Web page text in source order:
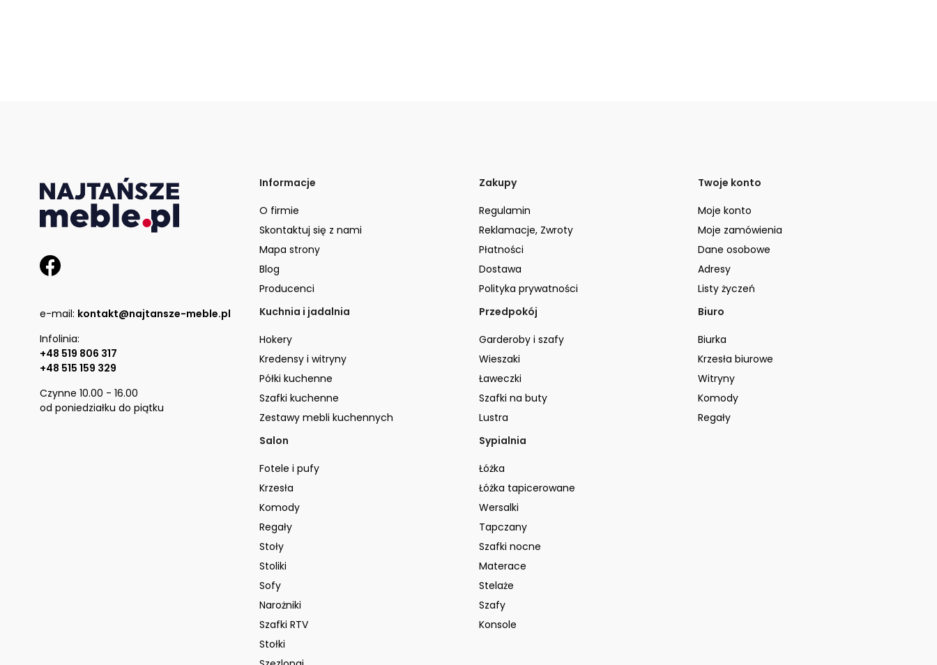
e-mail: kontakt@najtansze-meble.pl
Infolinia:
+48 519 806 317
+48 515 159 329
Czynne 10.00 - 16.00
od poniedziałku do piątku
Informacje
O firmie
Skontaktuj się z nami
Mapa strony
Blog
Producenci
Zakupy
Regulamin
Reklamacje, Zwroty
Płatności
Dostawa
Polityka prywatności
Twoje konto
Moje konto
Moje zamówienia
Dane osobowe
Adresy
Listy życzeń
Kuchnia i jadalnia
Hokery
Kredensy i witryny
Półki kuchenne
Szafki kuchenne
Zestawy mebli kuchennych
Przedpokój
Garderoby i szafy
Wieszaki
Ławeczki
Szafki na buty
Lustra
Biuro
Biurka
Krzesła biurowe
Witryny
Komody
Regały
Salon
Fotele i pufy
Krzesła
Komody
Regały
Stoły
Stoliki
Sofy
Narożniki
Szafki RTV
Stołki
Sypialnia
Łóżka
Łóżka tapicerowane
Wersalki
Tapczany
Szafki nocne
Materace
Stelaże
Szafy
Konsole